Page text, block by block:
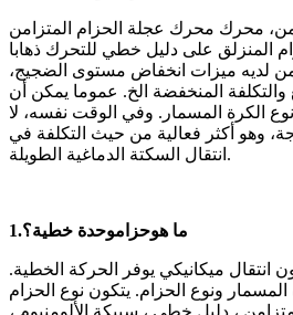
محرك محرك عجلة الحزام المتزامن
المنزلق على دليل خطي للتحرك ذهابا
لديه ميزات انخفاض مستوى الضجيج،
المنخفضة الخ. عموما يمكن أن
الكرة المسمار. وفي الوقت نفسه، لا
وهو أكثر فعالية من حيث التكلفة في
انتقال السكتة الدماغية الطويلة.
1. ما هوحزاموحدة خطية؟
انتقال ميكانيكي يوفر الحركة الخطية.
المسمار ونوع الحزام. يتكون نوع الحزام
، دليل خطي ، سبيكة الألومنيوم ،